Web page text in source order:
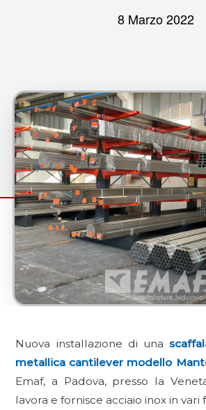
8 Marzo 2022
Nuova installazione di una
metallica cantilevermodello
Emaf, a Padova, presso la
lavora e fornisce acciaio inox in vari